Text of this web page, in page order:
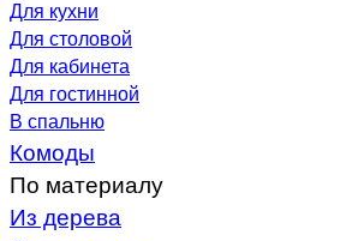
Для кухни
Для столовой
Для кабинета
Для гостинной
В спальню
Комоды
По материалу
Из дерева